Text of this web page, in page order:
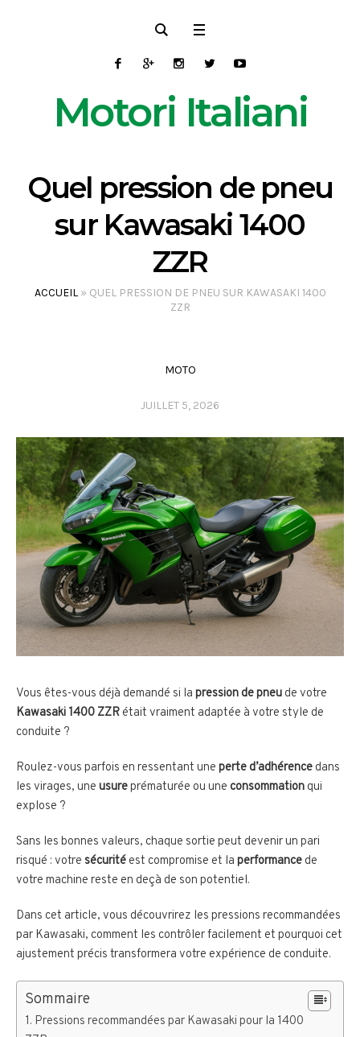
Motori Italiani
Quel pression de pneu
sur Kawasaki 1400
ZZR
ACCUEIL» QUEL PRESSION DE PNEU SUR KAWASAKI 1400
ZZR
MOTO
JUILLET 5, 2026
Vous êtes-vous déjà demandé si la pression de pneu de votre
Kawasaki 1400 ZZR était vraiment adaptée à votre style de
conduite ?
Roulez-vous parfois en ressentant une perte d’adhérence dans
les virages, une usureprématurée ou une consommation qui
explose ?
Sans les bonnes valeurs, chaque sortie peut devenir un pari
risqué : votre sécurité est compromise et la performance de
votre machine reste en deçà de son potentiel.
Dans cet article, vous découvrirez les pressions recommandées
par Kawasaki, comment les contrôler facilement et pourquoi cet
ajustement précis transformera votre expérience de conduite.
Sommaire
Pressions recommandées par Kawasaki pour la 1400